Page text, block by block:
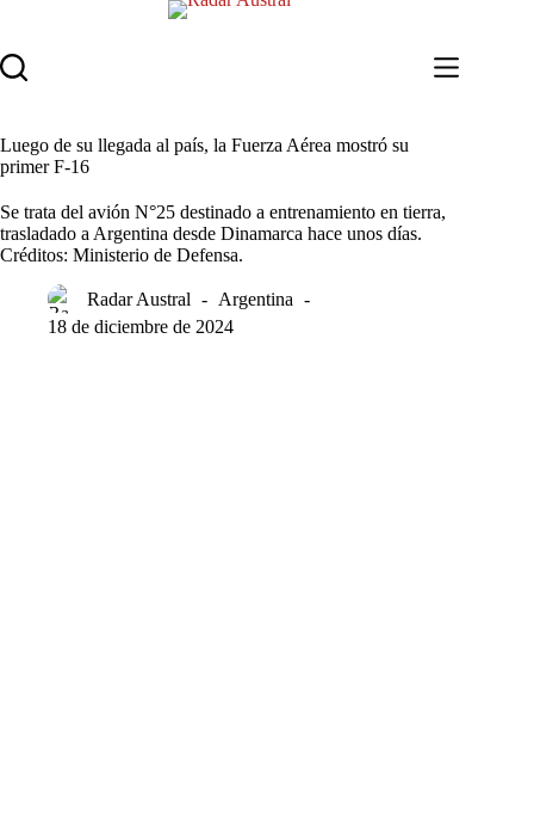
contenido
Luego de su llegada al país, la Fuerza Aérea mostró su
primer F-16
Se trata del avión N°25 destinado a entrenamiento en tierra,
trasladado a Argentina desde Dinamarca hace unos días.
Créditos: Ministerio de Defensa.
Radar Austral
Argentina
18 de diciembre de 2024